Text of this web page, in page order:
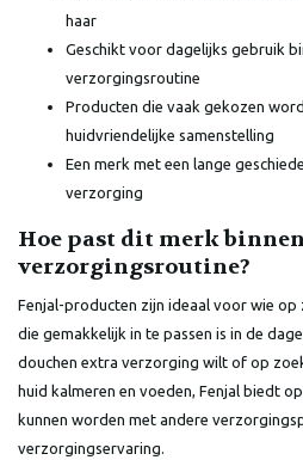
haar
Geschikt voor dagelijks gebruik
verzorgingsroutine
Producten die vaak gekozen
huidvriendelijke samenstelling
Een merk met een lange
verzorging
Hoe past dit merk
verzorgingsroutine?
Fenjal-producten zijn ideaal voor wie
die gemakkelijk in te passen is in de
douchen extra verzorging wilt of op
huid kalmeren en voeden, Fenjal biedt
kunnen worden met andere
verzorgingservaring.